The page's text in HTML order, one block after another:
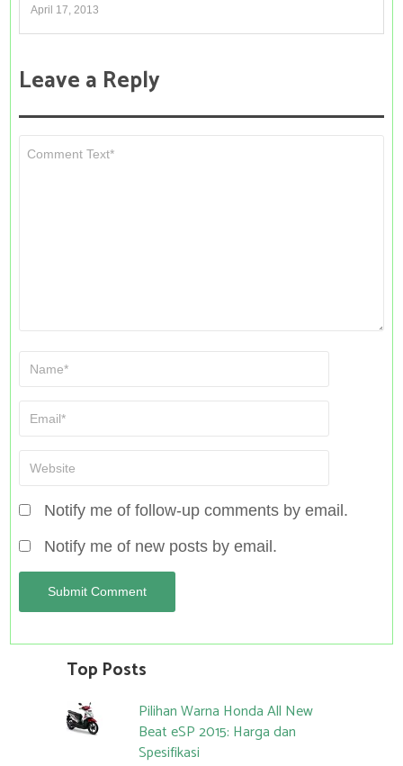
April 17, 2013
Leave a Reply
Notify me of follow-up comments by email.
Notify me of new posts by email.
Top Posts
Pilihan Warna Honda All New
Beat eSP 2015: Harga dan
Spesifikasi